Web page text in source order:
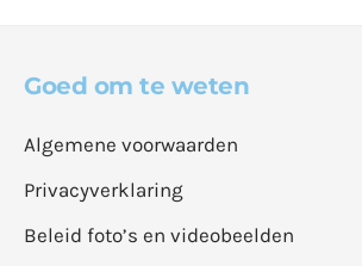
Goed om te weten
Algemene voorwaarden
Privacyverklaring
Beleid foto’s en videobeelden